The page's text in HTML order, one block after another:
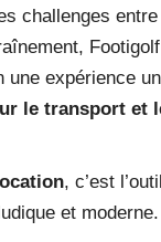
challenges
expérience
le transport et
, c’est
et moderne.